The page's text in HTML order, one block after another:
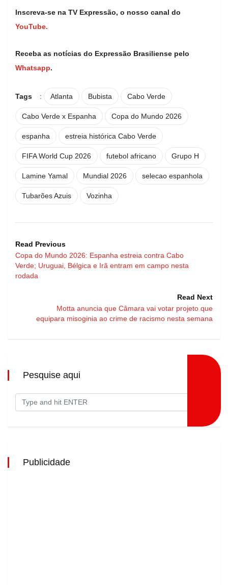
Inscreva-se na TV Expressão, o nosso canal do
YouTube.
Receba as notícias do Expressão Brasiliense pelo
Whatsapp.
Tags : Atlanta Bubista Cabo Verde
Cabo Verde x Espanha Copa do Mundo 2026
espanha estreia histórica Cabo Verde
FIFA World Cup 2026 futebol africano Grupo H
Lamine Yamal Mundial 2026 selecao espanhola
Tubarões Azuis Vozinha
Read Previous
Copa do Mundo 2026: Espanha estreia contra Cabo
Verde; Uruguai, Bélgica e Irã entram em campo nesta
rodada
Read Next
Motta anuncia que Câmara vai votar projeto que
equipara misoginia ao crime de racismo nesta semana
Pesquise aqui
Publicidade